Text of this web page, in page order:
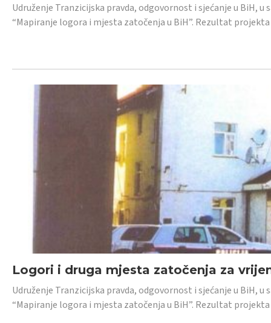
Udruženje Tranzicijska pravda, odgovornost i sjećanje u BiH,
“Mapiranje logora i mjesta zatočenja u BiH”. Rezultat
Logori i druga mjesta zatočenja za
Udruženje Tranzicijska pravda, odgovornost i sjećanje u BiH,
“Mapiranje logora i mjesta zatočenja u BiH”. Rezultat